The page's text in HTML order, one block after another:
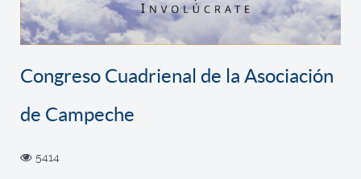
Congreso Cuadrienal de la Asociación
de Campeche
5414